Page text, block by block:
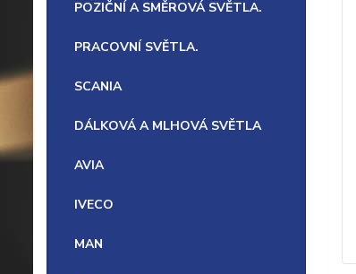
POZIČNÍ A SMĚROVÁ SVĚTLA.
PRACOVNÍ SVĚTLA.
SCANIA
DÁLKOVÁ A MLHOVÁ SVĚTLA
AVIA
IVECO
MAN